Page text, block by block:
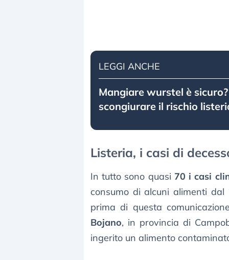
LEGGI ANCHE
Mangiare wurstel è
scongiurare il rischio
Listeria, i casi di
In tutto sono quasi 70 i casi
consumo di alcuni alimenti dal
prima di questa
Bojano, in provincia di
ingerito un alimento